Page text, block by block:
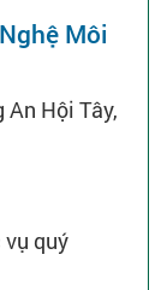
Môi
Hội Tây,
quý